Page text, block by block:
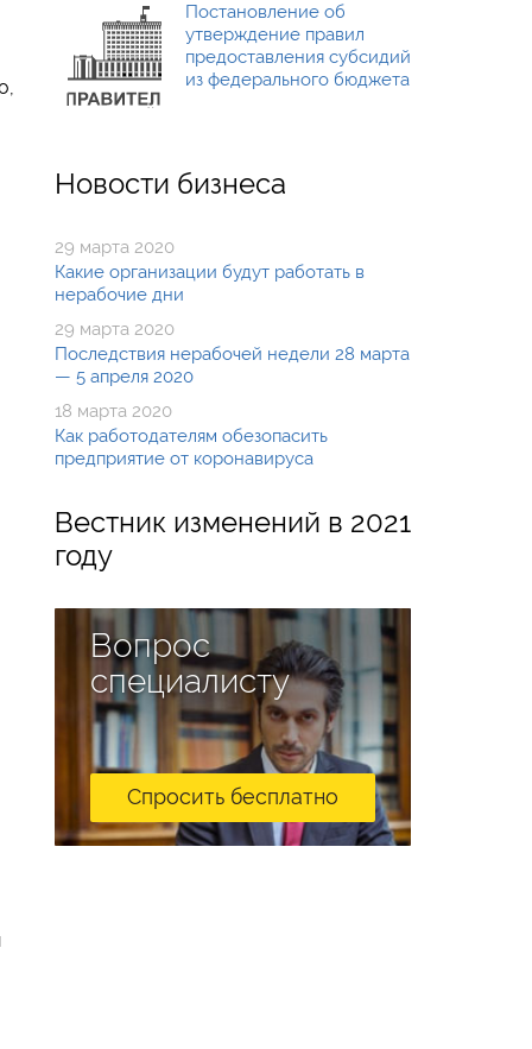
Постановление об
утверждение правил
предоставления субсидий
из федерального бюджета
Новости бизнеса
29 марта 2020
Какие организации будут работать в
нерабочие дни
29 марта 2020
Последствия нерабочей недели 28 марта
— 5 апреля 2020
18 марта 2020
Как работодателям обезопасить
предприятие от коронавируса
Вестник изменений в 2021
году
Вопрос
специалисту
Спросить бесплатно